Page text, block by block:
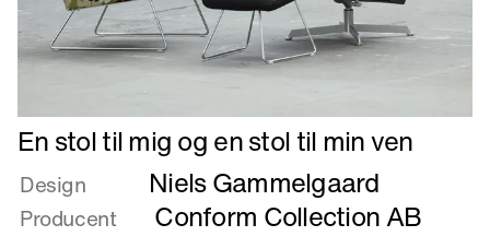
Læs
mere
om
En
stol
En stol til mig og en stol til min ven
Design Niels Gammelgaard
Producent Conform Collection AB